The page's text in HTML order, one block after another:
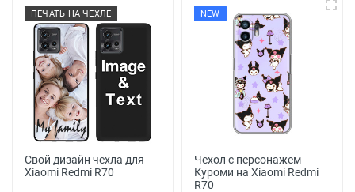
ПЕЧАТЬ НА ЧЕХЛЕ
Свой дизайн чехла для
Xiaomi Redmi R70
NEW
Чехол с персонажем
Куроми на Xiaomi Redmi
R70